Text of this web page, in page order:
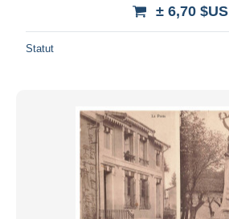
± 6,70 $US
Statut